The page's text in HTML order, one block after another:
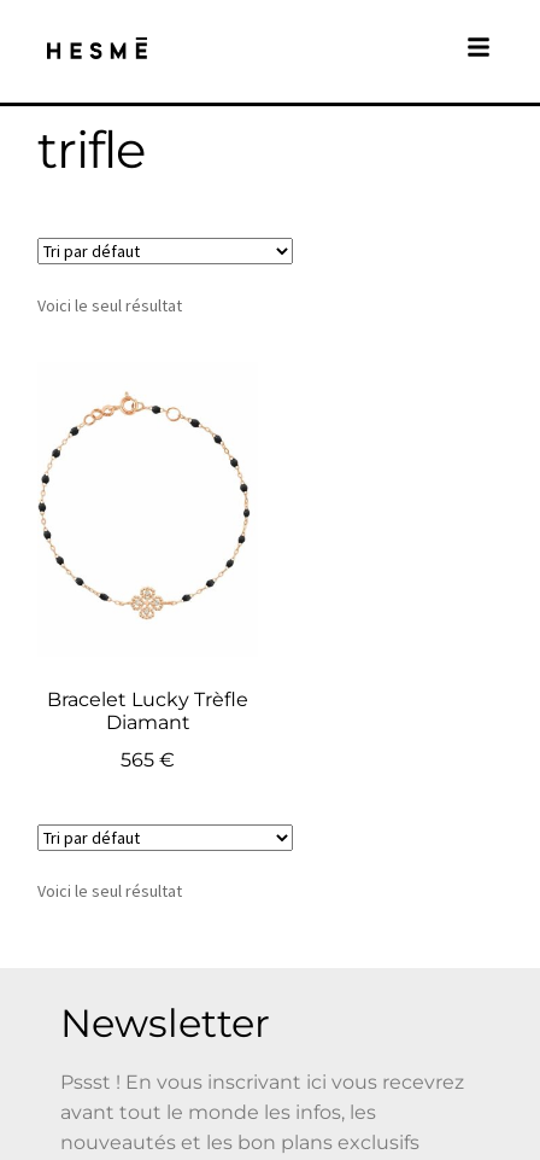
trifle
Voici le seul résultat
Bracelet Lucky Trèfle
Diamant
565 €
Voici le seul résultat
Newsletter
Pssst ! En vous inscrivant ici vous recevrez
avant tout le monde les infos, les
nouveautés et les bon plans exclusifs